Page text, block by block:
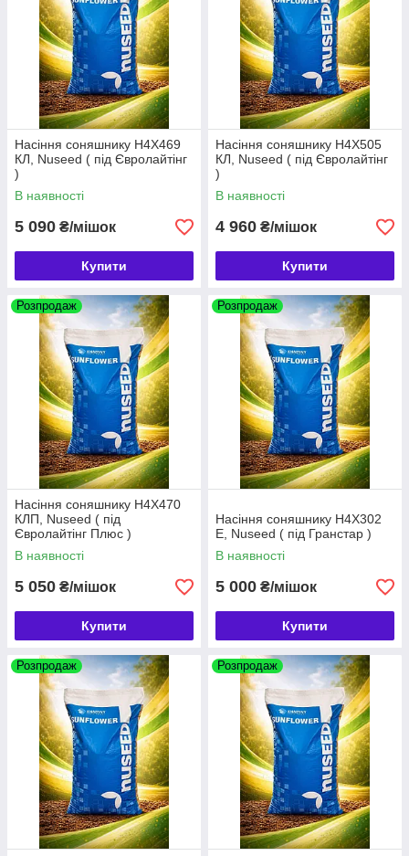
Насіння соняшнику Н4Х469
КЛ, Nuseed ( під Євролайтінг
)
В наявності
5 090 ₴/мішок
Купити
Насіння соняшнику Н4Х505
КЛ, Nuseed ( під Євролайтінг
)
В наявності
4 960 ₴/мішок
Купити
Розпродаж
Насіння соняшнику Н4Х470
КЛП, Nuseed ( під
Євролайтінг Плюс )
В наявності
5 050 ₴/мішок
Купити
Розпродаж
Насіння соняшнику Н4Х302
Е, Nuseed ( під Гранстар )
В наявності
5 000 ₴/мішок
Купити
Розпродаж Розпродаж